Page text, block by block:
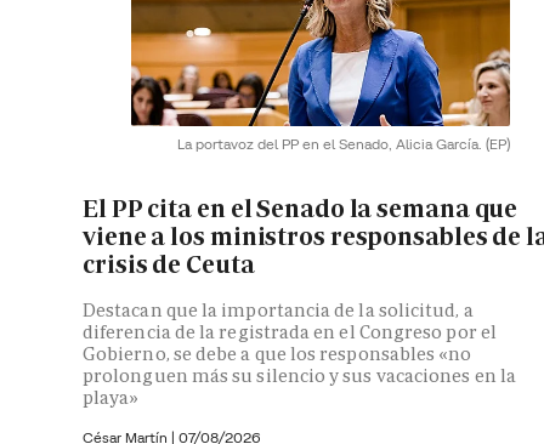
La portavoz del PP en el Senado, Alicia García. (EP)
El PP cita en el Senado la semana que
viene a los ministros responsables de
crisis de Ceuta
Destacan que la importancia de la solicitud, a
diferencia de la registrada en el Congreso por el
Gobierno, se debe a que los responsables «no
prolonguen más su silencio y sus vacaciones en la
playa»
César Martín | 07/08/2026